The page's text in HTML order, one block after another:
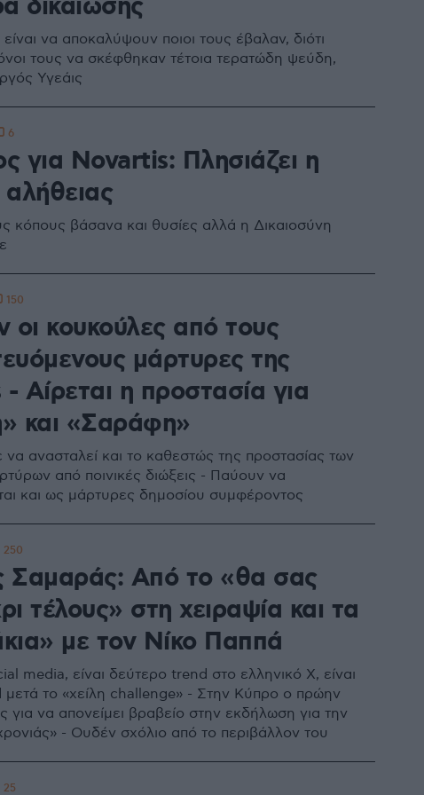
δικαίωσης
να αποκαλύψουν ποιοι τους έβαλαν, διότι
τους να σκέφθηκαν τέτοια τερατώδη ψεύδη,
Υγεάις
για Novartis: Πλησιάζει η
κόπους βάσανα και θυσίες αλλά η Δικαιοσύνη
6
οι κουκούλες από τους
μάρτυρες της
Αίρεται η προστασία για
και «Σαράφη»
ανασταλεί και το καθεστώς της προστασίας των
από ποινικές διώξεις - Παύουν να
και ως μάρτυρες δημοσίου συμφέροντος
150
Σαμαράς: Από το «θα σας
τέλους» στη χειραψία και τα
με τον Νίκο Παππά
media, είναι δεύτερο trend στο ελληνικό X, είναι
το «χείλη challenge» - Στην Κύπρο ο πρώην
να απονείμει βραβείο στην εκδήλωση για την
- Ουδέν σχόλιο από το περιβάλλον του
250
25